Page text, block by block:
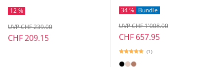
12 %
CHF 209.15
UVP CHF 239.00
34 % Bundle
CHF 657.95
UVP CHF 1'008.00
(1)